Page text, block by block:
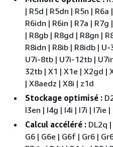
| R5d | R5dn | R5n |
R6idn | R6in | R7a | R7g
| R8gb | R8gd | R8gn |
R8idn | R8ib | R8idb |
U7i-8tb | U7i-12tb |
32tb | X1 | X1e | X2gd |
| X8aedz | X8i | z1d
Stockage optimisé :
I3en | I4g | I4i | I7i | I7ie
Calcul accéléré : DL2q
G6 | G6e | G6f | Gr6 |